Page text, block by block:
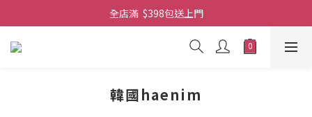
全店滿  $398包送上門
全店滿  $398包送上門
免費-簡單設計 禮卡 - 資料請在訂單上備注
韓國haenim